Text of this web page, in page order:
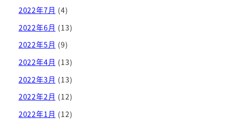
2022年7月 (4)
2022年6月 (13)
2022年5月 (9)
2022年4月 (13)
2022年3月 (13)
2022年2月 (12)
2022年1月 (12)